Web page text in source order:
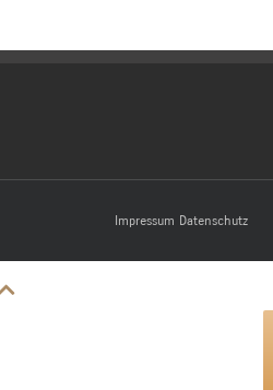
Impressum Datenschutz